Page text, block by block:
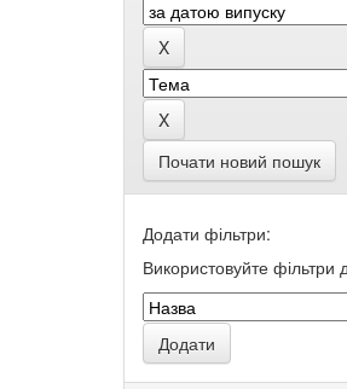
Почати новий пошук
Додати фільтри:
Використовуйте фільтри